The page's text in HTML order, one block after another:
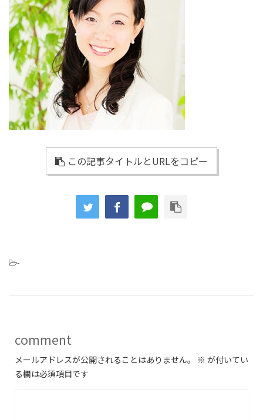
この記事タイトルとURLをコピー
-
comment
メールアドレスが公開されることはありません。 ※ が付いてい
る欄は必須項目です